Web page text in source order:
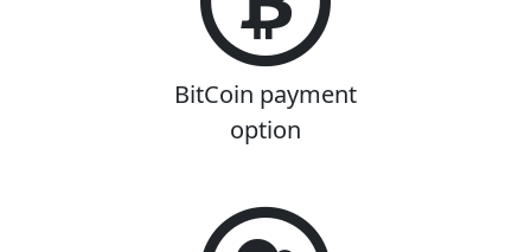
BitCoin payment
option